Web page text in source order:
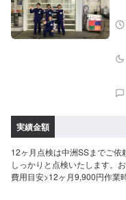
実績金額
12ヶ月点検は中洲SSまでご依
しっかりと点検いたします。
費用目安>12ヶ月9,900円作業